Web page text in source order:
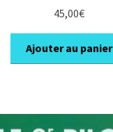
45,00€
Ajouter au panier